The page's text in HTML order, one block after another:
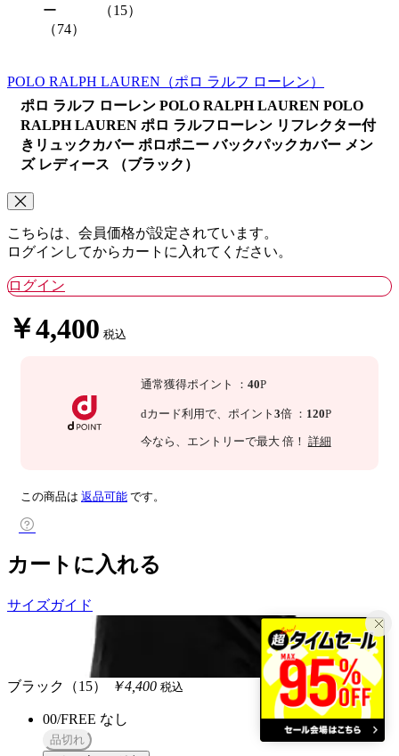
ー
（74）
（15）
POLO RALPH LAUREN （ポロ ラルフ ローレン）
ポロ ラルフ ローレン POLO RALPH LAUREN POLO
RALPH LAUREN ポロ ラルフローレン リフレクター付
きリュックカバー ポロポニー バックパックカバー メン
ズ レディース （ブラック）
こちらは、会員価格が設定されています。
ログインしてからカートに入れてください。
ログイン
￥4,400 税込
通常獲得ポイント ： 40P
dカード利用で、 ポイント 3倍 ： 120P
今なら 、エントリーで最大 倍！ 詳細
この商品は 返品可能 です。
カートに入れる
サイズガイド
ブラック（15） ￥4,400 税込
00/FREE なし
品切れ